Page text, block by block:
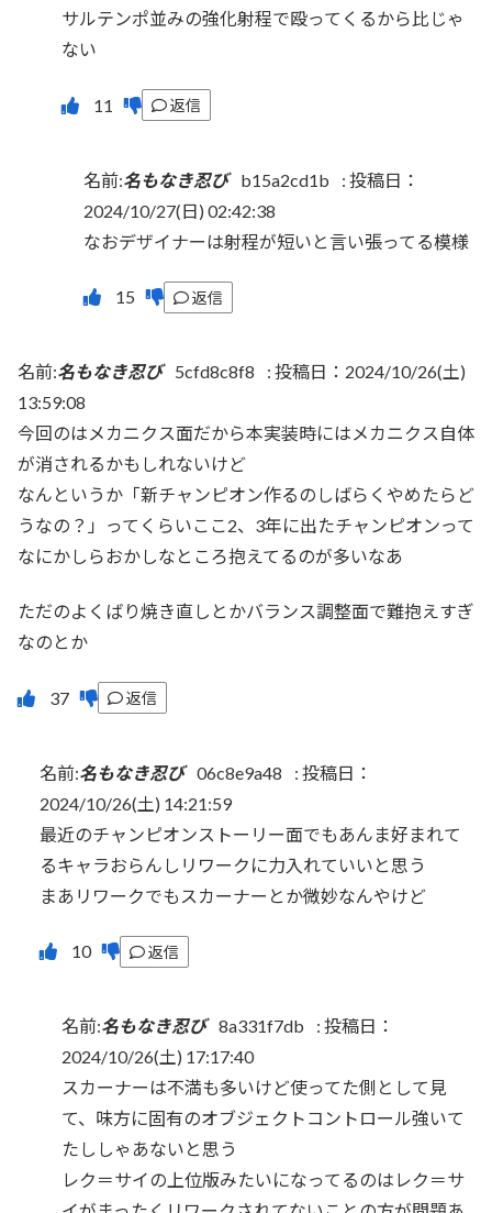
サルテンポ並みの強化射程で殴ってくるから比じゃ
ない
返信
名前:名もなき忍び b15a2cd1b : 投稿日：
2024/10/27(日) 02:42:38
なおデザイナーは射程が短いと言い張ってる模様
返信
名前:名もなき忍び 5cfd8c8f8 : 投稿日：2024/10/26(土)
13:59:08
今回のはメカニクス面だから本実装時にはメカニクス自体
が消されるかもしれないけど
なんというか「新チャンピオン作るのしばらくやめたらど
うなの？」ってくらいここ2、3年に出たチャンピオンって
なにかしらおかしなところ抱えてるのが多いなあ
ただのよくばり焼き直しとかバランス調整面で難抱えすぎ
なのとか
返信
名前:名もなき忍び 06c8e9a48 : 投稿日：
2024/10/26(土) 14:21:59
最近のチャンピオンストーリー面でもあんま好まれて
るキャラおらんしリワークに力入れていいと思う
まあリワークでもスカーナーとか微妙なんやけど
返信
名前:名もなき忍び 8a331f7db : 投稿日：
2024/10/26(土) 17:17:40
スカーナーは不満も多いけど使ってた側として見
て、味方に固有のオブジェクトコントロール強いて
たししゃあないと思う
レク＝サイの上位版みたいになってるのはレク＝サ